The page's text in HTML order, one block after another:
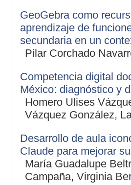
GeoGebra como
aprendizaje de
secundaria en un
Pilar Corchado
Competencia digital
México: diagnóstico y
Homero Ulises
Vázquez González,
Desarrollo de aula
Claude para mejorar
María Guadalupe
Campaña, Virginia